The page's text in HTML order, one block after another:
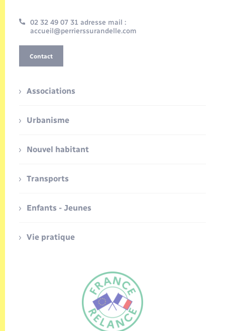
02 32 49 07 31 adresse mail :
accueil@perrierssurandelle.com
Contact
Associations
Urbanisme
Nouvel habitant
Transports
Enfants - Jeunes
Vie pratique